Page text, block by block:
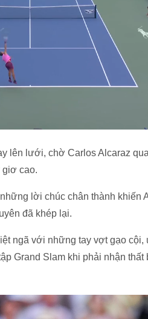
lên lưới, chờ Carlos Alcaraz
giơ cao.
lời chúc chân thành khiến
đã khép lại.
ngã với những tay vợt gạo
Grand Slam khi phải nhận thất